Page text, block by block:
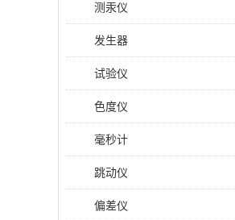
测汞仪
发生器
试验仪
色度仪
毫秒计
跳动仪
偏差仪